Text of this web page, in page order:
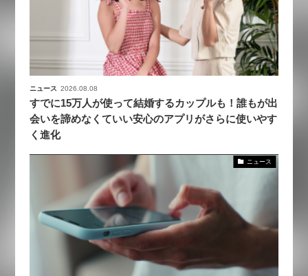
ニュース 2026.08.08
すでに15万人が使って結婚するカップルも！誰もが出
会いを諦めなくていい安心のアプリがさらに使いやす
く進化
ニュース